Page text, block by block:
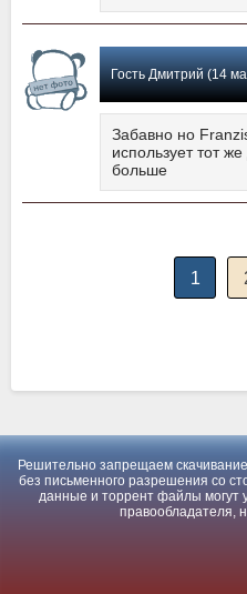
Забавно но
использует тот
больше
1
Решительно запрещаем
без письменного разрешения со
данные и торрент файлы могут
правообладателя,